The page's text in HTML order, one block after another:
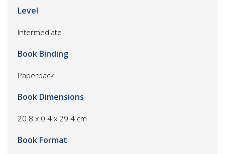
Level
Intermediate
Book Binding
Paperback
Book Dimensions
20.8 x 0.4 x 29.4 cm
Book Format